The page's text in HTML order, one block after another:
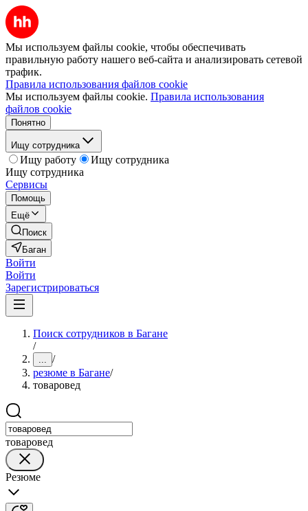
Мы используем файлы cookie, чтобы обеспечивать
правильную работу нашего веб-сайта и анализировать сетевой
трафик.
Правила использования файлов cookie
Мы используем файлы cookie. Правила использования
файлов cookie
Понятно
Ищу сотрудника
Ищу работу
Ищу сотрудника
Ищу сотрудника
Сервисы
Помощь
Ещё
Поиск
Баган
Войти
Войти
Зарегистрироваться
Поиск сотрудников в Багане
/
... /
резюме в Багане/
товаровед
товаровед
Резюме